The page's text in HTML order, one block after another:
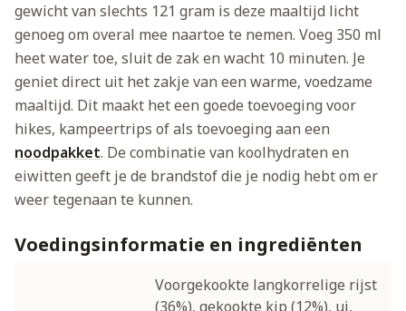
gewicht van slechts 121 gram is deze maaltijd licht
genoeg om overal mee naartoe te nemen. Voeg 350 ml
heet water toe, sluit de zak en wacht 10 minuten. Je
geniet direct uit het zakje van een warme, voedzame
maaltijd. Dit maakt het een goede toevoeging voor
hikes, kampeertrips of als toevoeging aan een
noodpakket. De combinatie van koolhydraten en
eiwitten geeft je de brandstof die je nodig hebt om er
weer tegenaan te kunnen.
Voedingsinformatie en ingrediënten
Voorgekookte langkorrelige rijst
(36%), gekookte kip (12%), ui,